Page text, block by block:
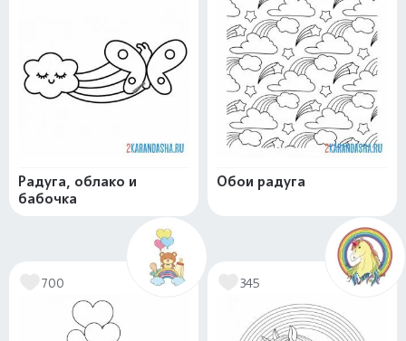
Радуга, облако и
бабочка
Обои радуга
700 345